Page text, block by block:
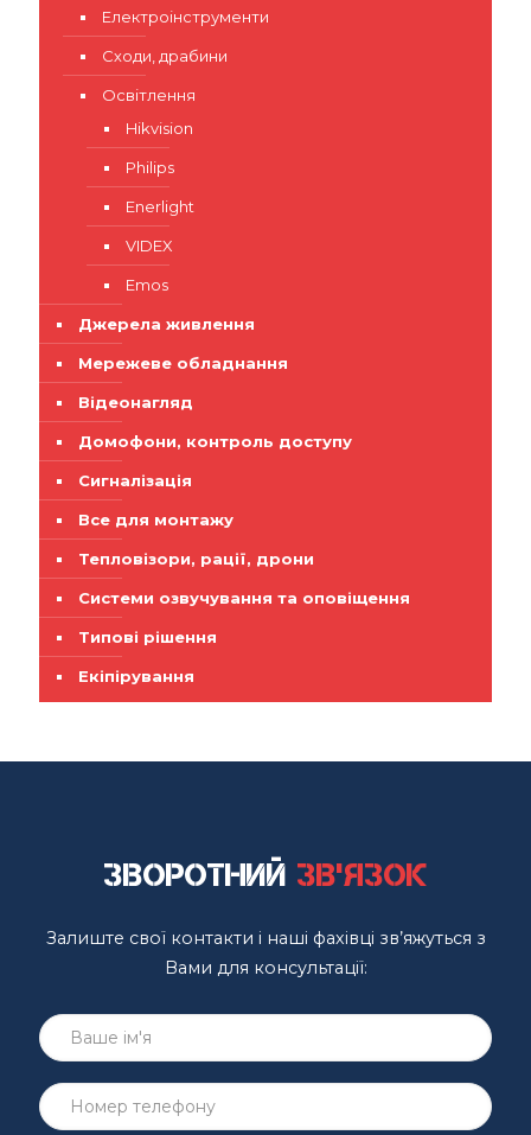
Електроінструменти
Сходи, драбини
Освітлення
Hikvision
Philips
Enerlight
VIDEX
Emos
Джерела живлення
Мережеве обладнання
Відеонагляд
Домофони, контроль доступу
Сигналізація
Все для монтажу
Тепловізори, рації, дрони
Системи озвучування та оповіщення
Типові рішення
Екіпірування
Зворотний зв'язок
Залиште свої контакти і наші фахівці зв’яжуться з
Вами для консультації: